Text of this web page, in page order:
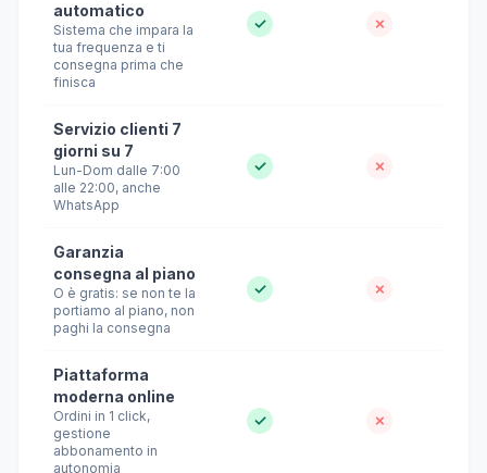
automatico
Sistema che impara la
tua frequenza e ti
consegna prima che
finisca
✓ ✗
Servizio clienti 7
giorni su 7
Lun-Dom dalle 7:00
alle 22:00, anche
WhatsApp
✓ ✗
Garanzia
consegna al piano
O è gratis: se non te la
portiamo al piano, non
paghi la consegna
✓ ✗
Piattaforma
moderna online
Ordini in 1 click,
gestione
abbonamento in
autonomia
✓ ✗